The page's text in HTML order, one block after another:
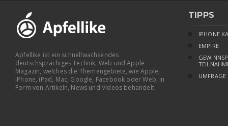
Apfellike ist ein schnellwachsendes
deutschsprachiges Technik, Web und Apple
Magazin, welches die Themengebiete, wie Apple,
iPhone, iPad, Mac, Google, Facebook oder Web, in
Form von Artikeln, News und Videos behandelt.
TIPPS
IPHONE
EMPIRE
UMFRAGE